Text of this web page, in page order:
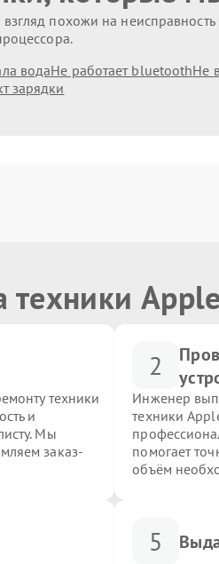
похожи на
водаНе работает bluetoothНе
зарядки
техники Apple
техники
и
Мы
заказ-
2
Инженер
техники
помогает
объём
5